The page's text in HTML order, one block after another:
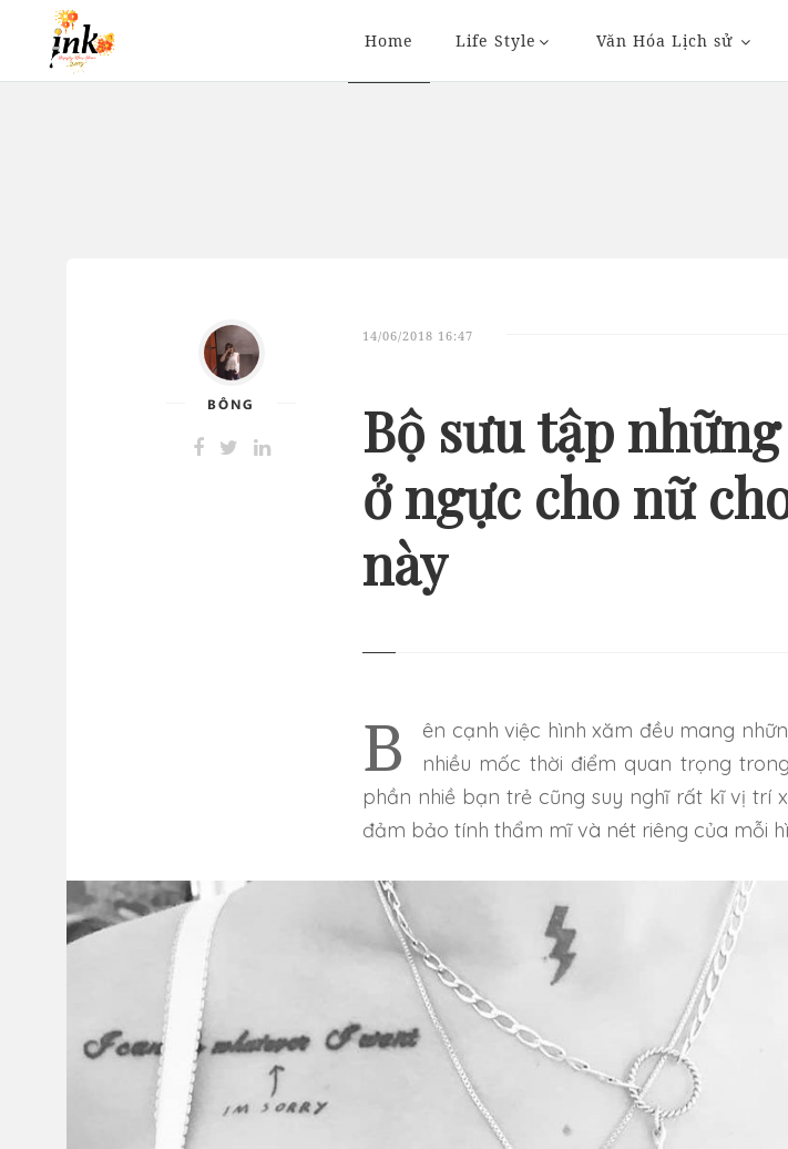
Home Life Style Văn Hóa Lịch sử
BÔNG
14/06/2018 16:47
Bộ sưu tập
ở ngực cho nữ
này
Bên cạnh việc hình xăm đều mang những ý nghĩa và gắn liền với
nhiều mốc thời điểm quan trọng
phần nhiề bạn trẻ cũng suy nghĩ rất kĩ vị trí
đảm bảo tính thẩm mĩ và nét riêng của mỗi